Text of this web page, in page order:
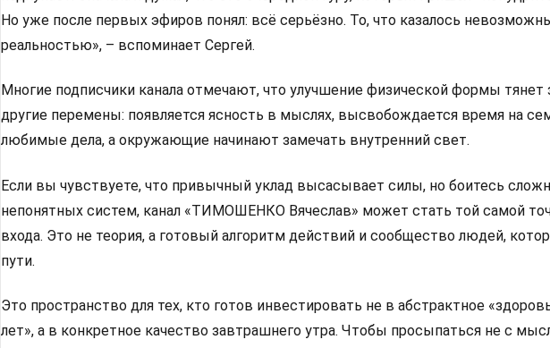
Но уже после первых эфиров понял: всё серьёзно. То, что казалось
реальностью», – вспоминает Сергей.
Многие подписчики канала отмечают, что улучшение физической формы тянет
другие перемены: появляется ясность в мыслях, высвобождается время на
любимые дела, а окружающие начинают замечать внутренний свет.
Если вы чувствуете, что привычный уклад высасывает силы, но боитесь
непонятных систем, канал «ТИМОШЕНКО Вячеслав» может стать той самой
входа. Это не теория, а готовый алгоритм действий и сообщество людей,
пути.
Это пространство для тех, кто готов инвестировать не в абстрактное
лет», а в конкретное качество завтрашнего утра. Чтобы просыпаться не с